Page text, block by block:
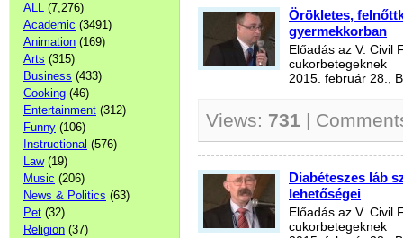
ALL (7,276)
Academic (3491)
Animation (169)
Arts (315)
Business (433)
Cooking (46)
Entertainment (312)
Funny (106)
Instructional (576)
Law(19)
Music (206)
News & Politics (63)
Pet (32)
Religion (37)
Örökletes,
gyermekkorban
Előadás az V. Civil
cukorbetegeknek
2015. február 28.,
Views: 731 |
Diabéteszes láb
lehetőségei
Előadás az V. Civil
cukorbetegeknek